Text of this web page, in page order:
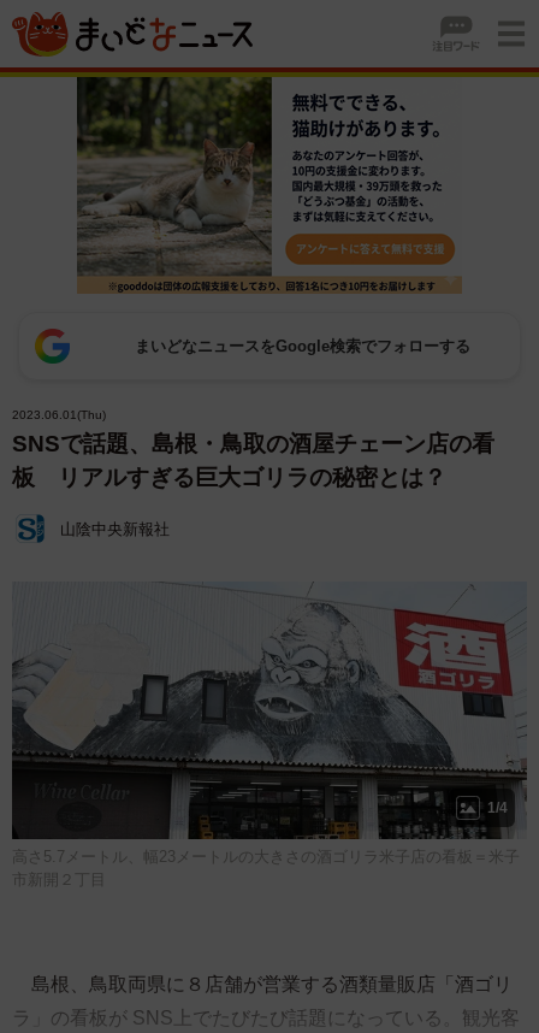
まいどなニュースをGoogle検索でフォローする
2023.06.01(Thu)
SNSで話題、島根・鳥取の酒屋チェーン店の看
板 リアルすぎる巨大ゴリラの秘密とは？
山陰中央新報社
1/4
高さ5.7メートル、幅23メートルの大きさの酒ゴリラ米子店の看板＝米子
市新開２丁目
島根、鳥取両県に８店舗が営業する酒類量販店「酒ゴリ
ラ」の看板が SNS上でたびたび話題になっている。観光客